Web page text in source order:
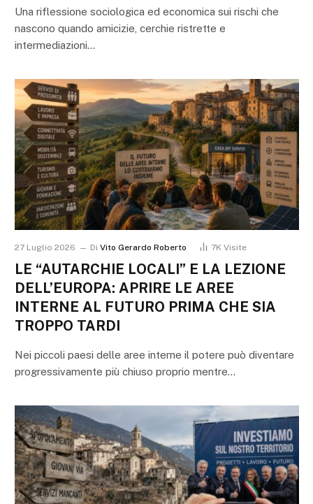
Una riflessione sociologica ed economica sui rischi che
nascono quando amicizie, cerchie ristrette e
intermediazioni…
27 Luglio 2026 Di Vito Gerardo Roberto 7K Visite
LE “AUTARCHIE LOCALI” E LA LEZIONE
DELL’EUROPA: APRIRE LE AREE
INTERNE AL FUTURO PRIMA CHE SIA
TROPPO TARDI
Nei piccoli paesi delle aree interne il potere può diventare
progressivamente più chiuso proprio mentre…